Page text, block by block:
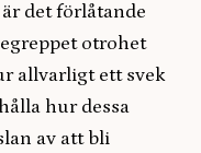
det förlåtande
otrohet
allvarligt ett svek
hur dessa
av att bli